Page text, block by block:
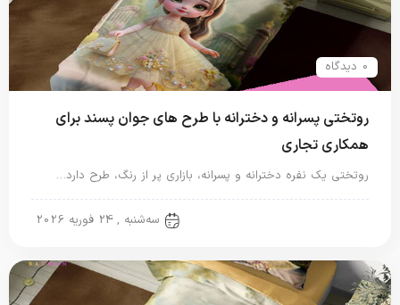
0 دیدگاه
روتختی پسرانه و دخترانه با طرح های جوان پسند برای
همکاری تجاری
روتختی یک نفره دخترانه و پسرانه، بازاری پر از رنگ، طرح دارد…
سه‌شنبه , 24 فوریه 2026